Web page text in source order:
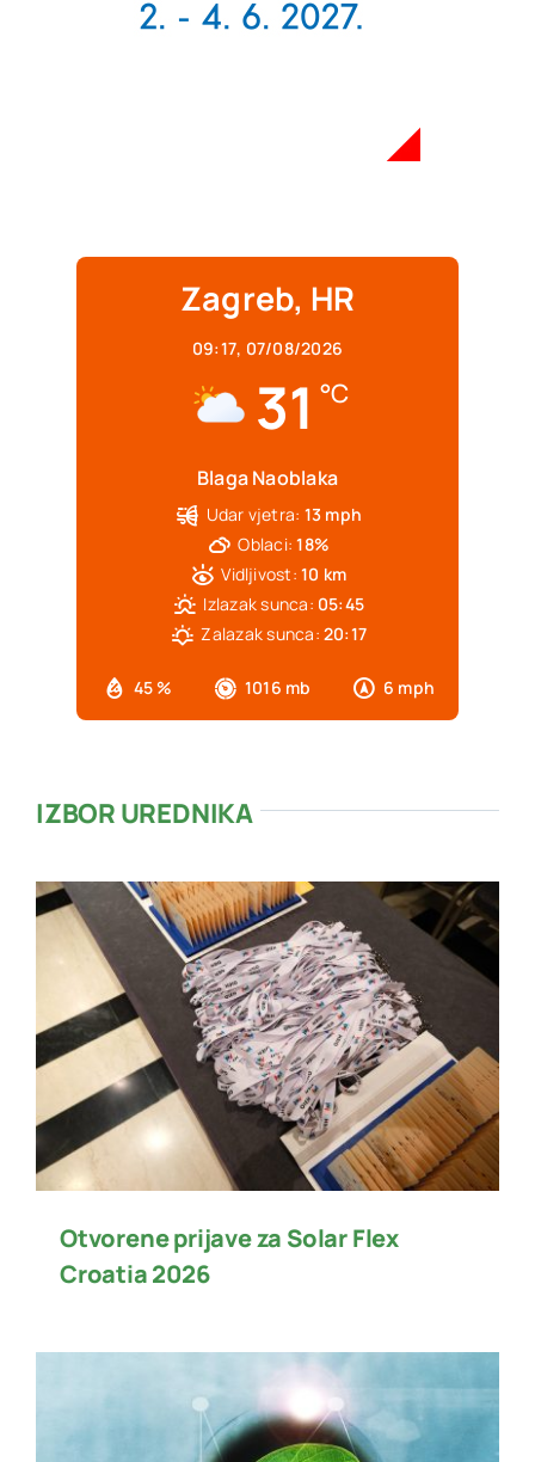
Zagreb, HR
09:17, 07/08/2026
31 °C
Blaga Naoblaka
45 % 1016 mb 6 mph
Udar vjetra: 13 mph
Oblaci: 18%
Vidljivost: 10 km
Izlazak sunca: 05:45
Zalazak sunca: 20:17
IZBOR UREDNIKA
Otvorene prijave za Solar Flex
Croatia 2026